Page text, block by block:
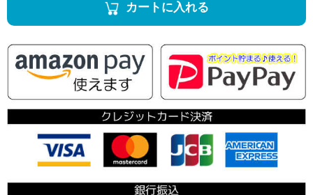
カートに入れる